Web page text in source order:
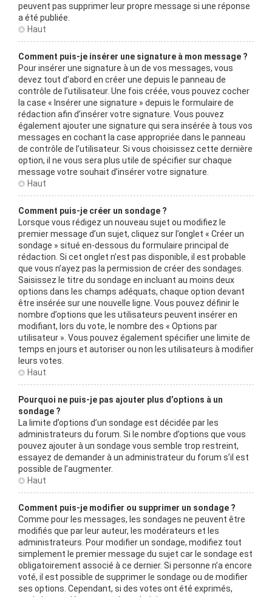
peuvent pas supprimer leur propre message si une réponse
a été publiée.
Haut
Comment puis-je insérer une signature à mon message ?
Pour insérer une signature à un de vos messages, vous
devez tout d’abord en créer une depuis le panneau de
contrôle de l’utilisateur. Une fois créée, vous pouvez cocher
la case « Insérer une signature » depuis le formulaire de
rédaction afin d’insérer votre signature. Vous pouvez
également ajouter une signature qui sera insérée à tous vos
messages en cochant la case appropriée dans le panneau
de contrôle de l’utilisateur. Si vous choisissez cette dernière
option, il ne vous sera plus utile de spécifier sur chaque
message votre souhait d’insérer votre signature.
Haut
Comment puis-je créer un sondage ?
Lorsque vous rédigez un nouveau sujet ou modifiez le
premier message d’un sujet, cliquez sur l’onglet « Créer un
sondage » situé en-dessous du formulaire principal de
rédaction. Si cet onglet n’est pas disponible, il est probable
que vous n’ayez pas la permission de créer des sondages.
Saisissez le titre du sondage en incluant au moins deux
options dans les champs adéquats, chaque option devant
être insérée sur une nouvelle ligne. Vous pouvez définir le
nombre d’options que les utilisateurs peuvent insérer en
modifiant, lors du vote, le nombre des « Options par
utilisateur ». Vous pouvez également spécifier une limite de
temps en jours et autoriser ou non les utilisateurs à modifier
leurs votes.
Haut
Pourquoi ne puis-je pas ajouter plus d’options à un
sondage ?
La limite d’options d’un sondage est décidée par les
administrateurs du forum. Si le nombre d’options que vous
pouvez ajouter à un sondage vous semble trop restreint,
essayez de demander à un administrateur du forum s’il est
possible de l’augmenter.
Haut
Comment puis-je modifier ou supprimer un sondage ?
Comme pour les messages, les sondages ne peuvent être
modifiés que par leur auteur, les modérateurs et les
administrateurs. Pour modifier un sondage, modifiez tout
simplement le premier message du sujet car le sondage est
obligatoirement associé à ce dernier. Si personne n’a encore
voté, il est possible de supprimer le sondage ou de modifier
ses options. Cependant, si des votes ont été exprimés,